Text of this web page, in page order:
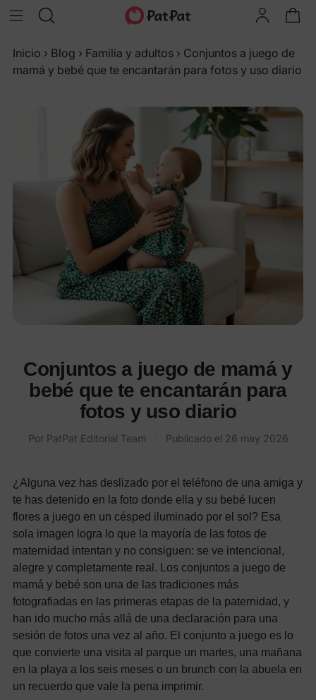
Inicio › Blog › Familia y adultos › Conjuntos a juego de
mamá y bebé que te encantarán para fotos y uso diario
Conjuntos a juego de mamá y
bebé que te encantarán para
fotos y uso diario
Por PatPat Editorial Team Publicado el 26 may 2026
¿Alguna vez has deslizado por el teléfono de una amiga y
te has detenido en la foto donde ella y su bebé lucen
flores a juego en un césped iluminado por el sol? Esa
sola imagen logra lo que la mayoría de las fotos de
maternidad intentan y no consiguen: se ve intencional,
alegre y completamente real. Los conjuntos a juego de
mamá y bebé son una de las tradiciones más
fotografiadas en las primeras etapas de la paternidad, y
han ido mucho más allá de una declaración para una
sesión de fotos una vez al año. El conjunto a juego es lo
que convierte una visita al parque un martes, una mañana
en la playa a los seis meses o un brunch con la abuela en
un recuerdo que vale la pena imprimir.